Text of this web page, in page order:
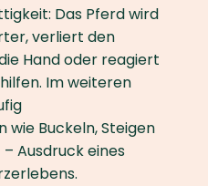
Das Pferd wird
verliert den
Hand oder reagiert
Im weiteren
Buckeln, Steigen
Ausdruck eines